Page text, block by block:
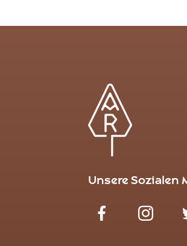
Unsere Sozialen